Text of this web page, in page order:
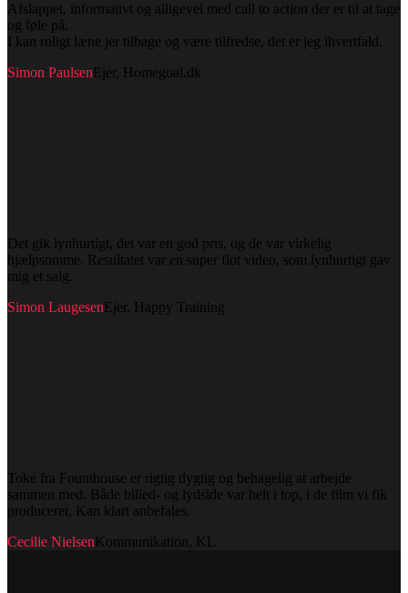
Afslappet, informativt og alligevel med call to action der er til at tage
og føle på.
I kan roligt læne jer tilbage og være tilfredse, det er jeg ihvertfald.
Simon PaulsenEjer, Homegoal.dk
Det gik lynhurtigt, det var en god pris, og de var virkelig
hjælpsomme. Resultatet var en super flot video, som lynhurtigt gav
mig et salg.
Simon LaugesenEjer, Happy Training
Toke fra Founthouse er rigtig dygtig og behagelig at arbejde
sammen med. Både billed- og lydside var helt i top, i de film vi fik
produceret. Kan klart anbefales.
Cecilie NielsenKommunikation, KL